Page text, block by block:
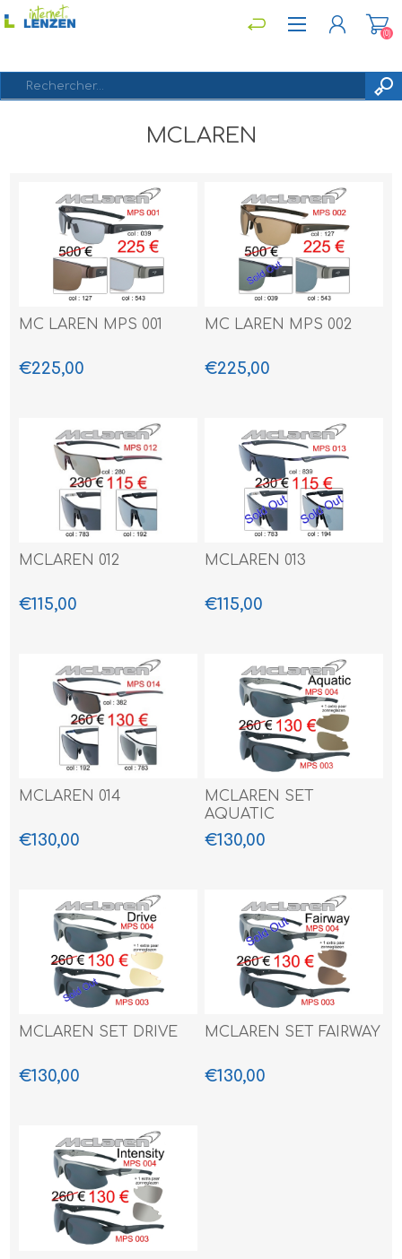
(0)
MCLAREN
MC LAREN MPS 001
€225,00
MC LAREN MPS 002
€225,00
MCLAREN 012
€115,00
MCLAREN 013
€115,00
MCLAREN 014
€130,00
MCLAREN SET
AQUATIC
€130,00
MCLAREN SET DRIVE
€130,00
MCLAREN SET FAIRWAY
€130,00